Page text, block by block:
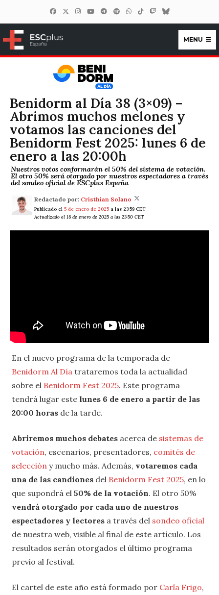
ESCplus España
MENU
Benidorm al Día 38 (3×09) –
Abrimos muchos melones y
votamos las canciones del
Benidorm Fest 2025: lunes 6 de
enero a las 20:00h
Nuestros votos conformarán el 50% del sistema de votación.
El otro 50% será otorgado por nuestros espectadores a través
del sondeo oficial de ESCplus España
Redactado por: Cristhian Solano
Publicado el 5 de enero de 2025 a las 23:59 CET
Actualizado el 18 de enero de 2025 a las 23:50 CET
En el nuevo programa de la temporada de
Benidorm Al Día trataremos toda la actualidad
sobre el Benidorm Fest 2025. Este programa
tendrá lugar este lunes 6 de enero a partir de las
20:00 horas de la tarde.
Abriremos muchos debates acerca de sistemas de
votación, escenarios, presentadores, comités de
selección y mucho más. Además, votaremos cada
una de las candiones del Benidorm Fest 2025, en lo
que supondrá el 50% de la votación. El otro 50%
vendrá otorgado por cada uno de nuestros
espectadores y lectores a través del sondeo oficial
de nuestra web, visible al final de este artículo. Los
resultados serán otorgados el último programa
previo al festival.
El cartel de este año está formado por Carla Frigo,